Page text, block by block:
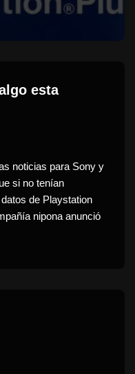
esta
noticias para Sony y
si no tenían
de Playstation
nipona anunció